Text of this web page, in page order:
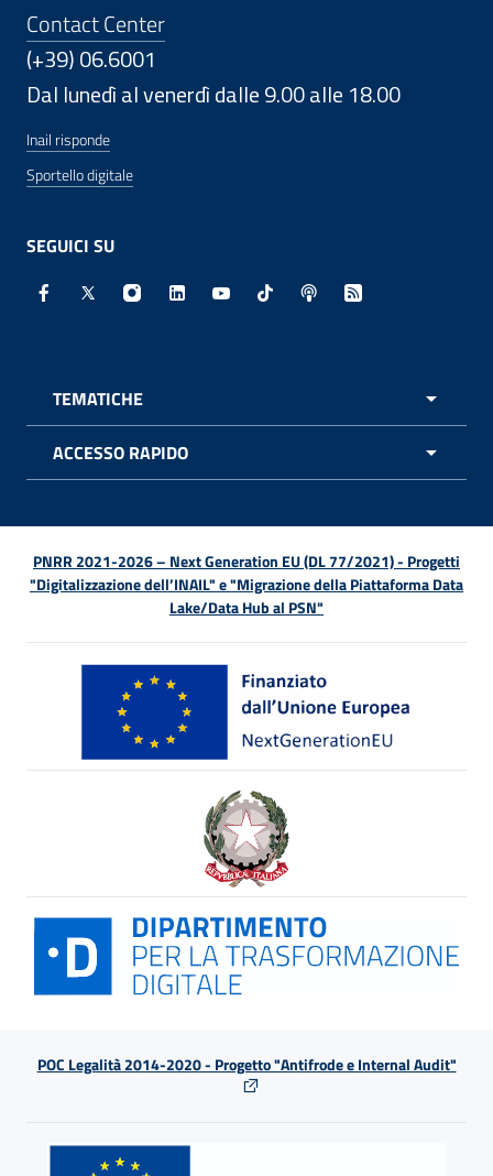
Contact Center
(+39) 06.6001
Dal lunedì al venerdì dalle 9.00 alle 18.00
Inail risponde
Sportello digitale
SEGUICI SU
Facebook - Sito esterno - Apertura in nuova finestra
X - Sito esterno - Apertura in nuova finestra
Instagram - Sito esterno - Apertura in
Linkedin - Sito esterno - Apertura in
Youtube - Sito esterno -
TikTok - Sito esterno -
Spreaker - Sito
Feed RSS -
TEMATICHE
ACCESSO RAPIDO
PNRR 2021-2026 – Next Generation EU (DL 77/2021) - Progetti
"Digitalizzazione dell’INAIL" e "Migrazione della Piattaforma Data
Lake/Data Hub al PSN"
POC Legalità 2014-2020 - Progetto "Antifrode e Internal Audit"